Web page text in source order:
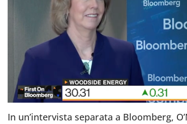
In un’intervista separata a Bloomberg,